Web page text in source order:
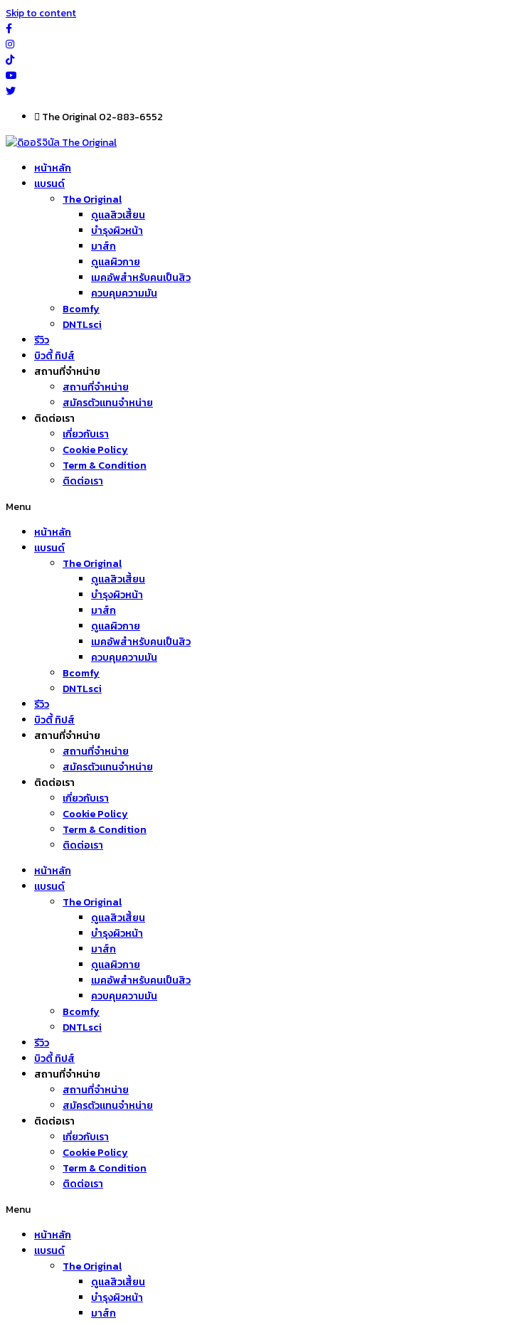
Skip to content
The Original 02-883-6552
หน้าหลัก
แบรนด์
The Original
ดูแลสิวเสี้ยน
บำรุงผิวหน้า
มาส์ก
ดูแลผิวกาย
เมคอัพสำหรับคนเป็นสิว
ควบคุมความมัน
Bcomfy
DNTLsci
รีวิว
บิวตี้ ทิปส์
สถานที่จำหน่าย
สถานที่จำหน่าย
สมัครตัวแทนจำหน่าย
ติดต่อเรา
เกี่ยวกับเรา
Cookie Policy
Term & Condition
ติดต่อเรา
Menu
หน้าหลัก
แบรนด์
The Original
ดูแลสิวเสี้ยน
บำรุงผิวหน้า
มาส์ก
ดูแลผิวกาย
เมคอัพสำหรับคนเป็นสิว
ควบคุมความมัน
Bcomfy
DNTLsci
รีวิว
บิวตี้ ทิปส์
สถานที่จำหน่าย
สถานที่จำหน่าย
สมัครตัวแทนจำหน่าย
ติดต่อเรา
เกี่ยวกับเรา
Cookie Policy
Term & Condition
ติดต่อเรา
หน้าหลัก
แบรนด์
The Original
ดูแลสิวเสี้ยน
บำรุงผิวหน้า
มาส์ก
ดูแลผิวกาย
เมคอัพสำหรับคนเป็นสิว
ควบคุมความมัน
Bcomfy
DNTLsci
รีวิว
บิวตี้ ทิปส์
สถานที่จำหน่าย
สถานที่จำหน่าย
สมัครตัวแทนจำหน่าย
ติดต่อเรา
เกี่ยวกับเรา
Cookie Policy
Term & Condition
ติดต่อเรา
Menu
หน้าหลัก
แบรนด์
The Original
ดูแลสิวเสี้ยน
บำรุงผิวหน้า
มาส์ก